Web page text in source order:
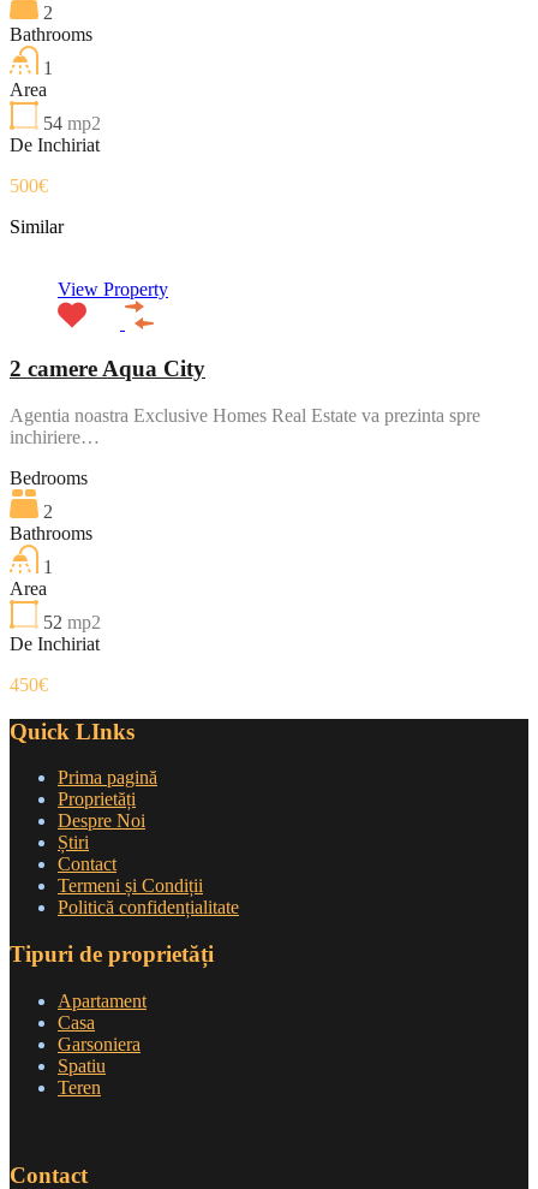
2
Bathrooms
1
Area
54 mp2
De Inchiriat
500€
Similar
View Property
2 camere Aqua City
Agentia noastra Exclusive Homes Real Estate va prezinta spre
inchiriere…
Bedrooms
2
Bathrooms
1
Area
52 mp2
De Inchiriat
450€
Quick LInks
Prima pagină
Proprietăți
Despre Noi
Știri
Contact
Termeni și Condiții
Politică confidențialitate
Tipuri de proprietăți
Apartament
Casa
Garsoniera
Spatiu
Teren
Contact